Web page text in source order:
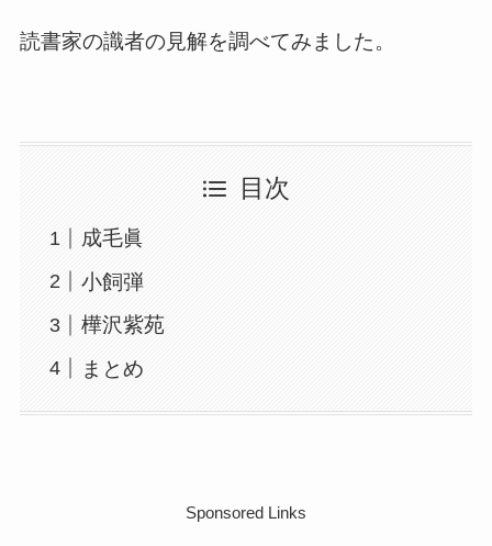
読書家の識者の見解を調べてみました。
目次
成毛眞
小飼弾
樺沢紫苑
まとめ
Sponsored Links